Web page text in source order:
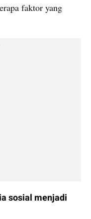
faktor yang
sosial menjadi